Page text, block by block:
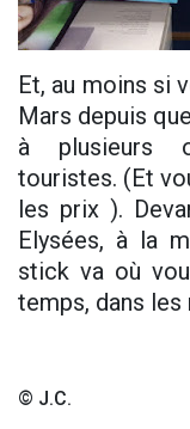
Et, au moins si
Mars depuis
à plusieurs
touristes. (Et
les prix ).
Elysées, à la
stick va où
temps, dans les
© J.C.